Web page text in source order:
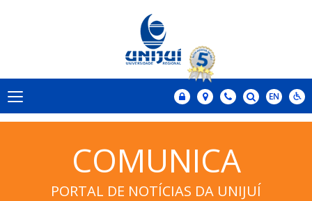
COMUNICA
PORTAL DE NOTÍCIAS DA UNIJUÍ